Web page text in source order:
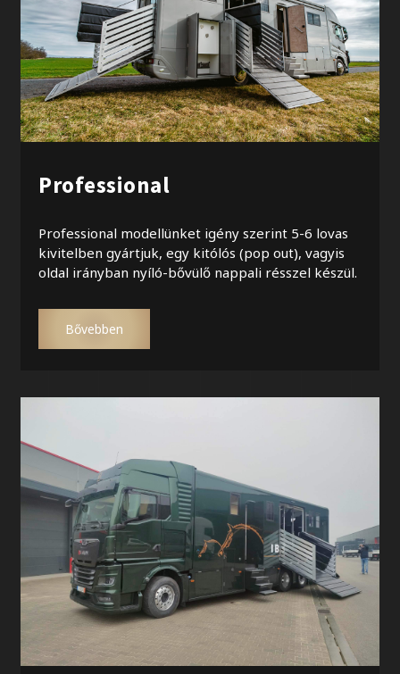
Professional
Professional modellünket igény szerint 5-6 lovas
kivitelben gyártjuk, egy kitólós (pop out), vagyis
oldal irányban nyíló-bővülő nappali résszel készül.
Bővebben